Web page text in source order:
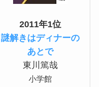
2011年1位
謎解きはディナーの
あとで
東川篤哉
小学館